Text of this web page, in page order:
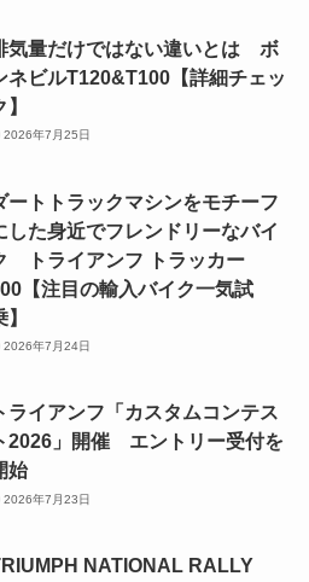
気量だけではない違いとは ボ
ネビルT120&T100【詳細チェッ
】
2026年7月25日
ートトラックマシンをモチーフ
した身近でフレンドリーなバイ
トライアンフ トラッカー
【注目の輸入バイク一気試
2026年7月24日
ライアンフ「カスタムコンテス
2026」開催 エントリー受付を
始
2026年7月23日
NATIONAL RALLY